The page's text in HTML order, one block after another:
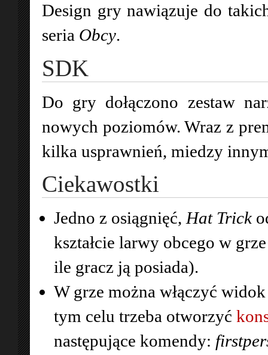
Design gry nawiązuje do
seria Obcy.
SDK
Do gry dołączono zestaw
nowych poziomów. Wraz z
kilka usprawnień, miedzy
Ciekawostki
Jedno z osiągnięć,Hat Trick
kształcie larwy obcego w
ile gracz ją posiada).
W grze można włączyć
tym celu trzeba otworzyć
następujące komendy: